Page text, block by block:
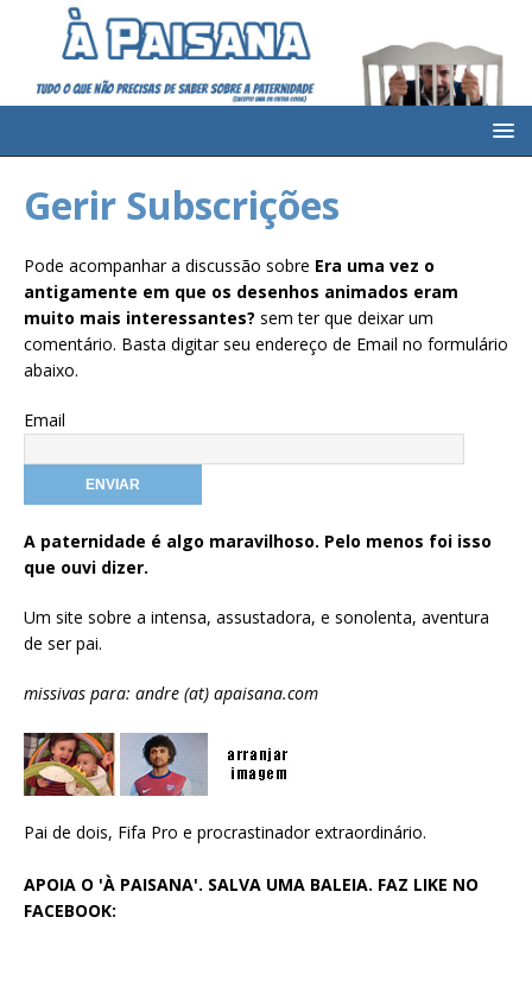
Gerir Subscrições
Pode acompanhar a discussão sobre Era uma vez o
antigamente em que os desenhos animados eram
muito mais interessantes? sem ter que deixar um
comentário. Basta digitar seu endereço de Email no formulário
abaixo.
Email
A paternidade é algo maravilhoso. Pelo menos foi isso
que ouvi dizer.
Um site sobre a intensa, assustadora, e sonolenta, aventura
de ser pai.
missivas para: andre (at) apaisana.com
Pai de dois, Fifa Pro e procrastinador extraordinário.
APOIA O 'À PAISANA'. SALVA UMA BALEIA. FAZ LIKE NO
FACEBOOK: